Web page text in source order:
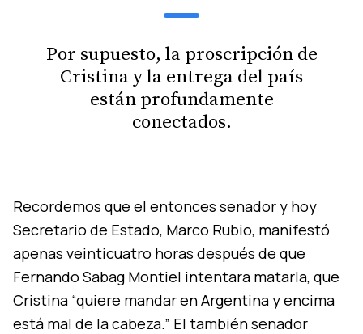
Por supuesto, la proscripción de
Cristina y la entrega del país
están profundamente
conectados.
Recordemos que el entonces senador y hoy
Secretario de Estado, Marco Rubio, manifestó
apenas veinticuatro horas después de que
Fernando Sabag Montiel intentara matarla, que
Cristina “quiere mandar en Argentina y encima
está mal de la cabeza.” El también senador